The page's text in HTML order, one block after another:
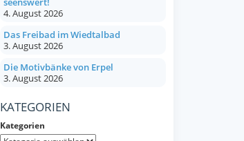
4. August 2026
Das Freibad im Wiedtalbad
3. August 2026
Die Motivbänke von Erpel
3. August 2026
KATEGORIEN
Kategorien